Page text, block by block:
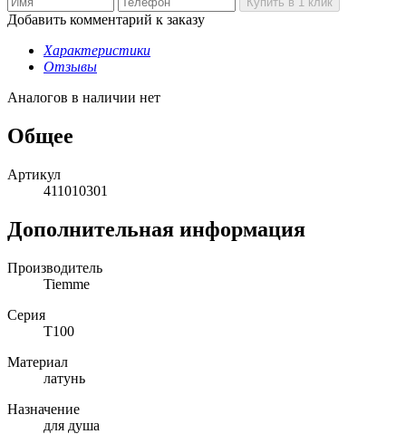
Добавить комментарий к заказу
Характеристики
Отзывы
Аналогов в наличии нет
Общее
Артикул
411010301
Дополнительная информация
Производитель
Tiemme
Серия
T100
Материал
латунь
Назначение
для душа